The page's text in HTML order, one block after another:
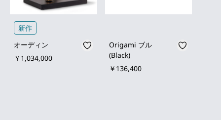
新作
オーディン
￥1,034,000
Origami ブル
(Black)
￥136,400